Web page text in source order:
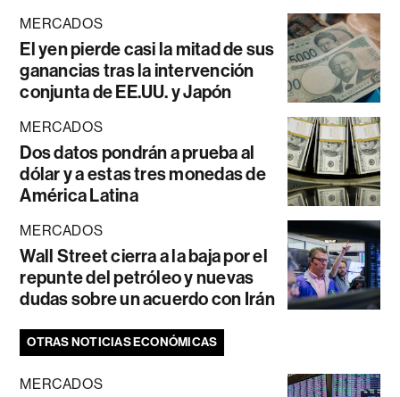
MERCADOS
El yen pierde casi la mitad de sus
ganancias tras la intervención
conjunta de EE.UU. y Japón
MERCADOS
Dos datos pondrán a prueba al
dólar y a estas tres monedas de
América Latina
MERCADOS
Wall Street cierra a la baja por el
repunte del petróleo y nuevas
dudas sobre un acuerdo con Irán
OTRAS NOTICIAS ECONÓMICAS
MERCADOS